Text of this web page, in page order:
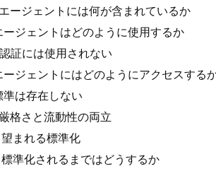
ージェントには何が含まれているか
ジェントはどのように使用するか
証には使用されない
ジェントにはどのようにアクセスする
は存在しない
格さと流動性の両立
まれる標準化
準化されるまではどうするか